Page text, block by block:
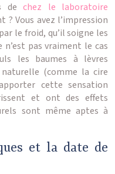
dechez le laboratoire
Vous avez l’impression
le froid, qu’il soigne les
pas vraiment le cas
les baumes à lèvres
naturelle (comme la cire
cette sensation
et ont des effets
sont même aptes à
et la date de